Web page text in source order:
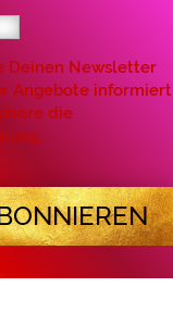
Deinen Newsletter
Angebote informiert
die